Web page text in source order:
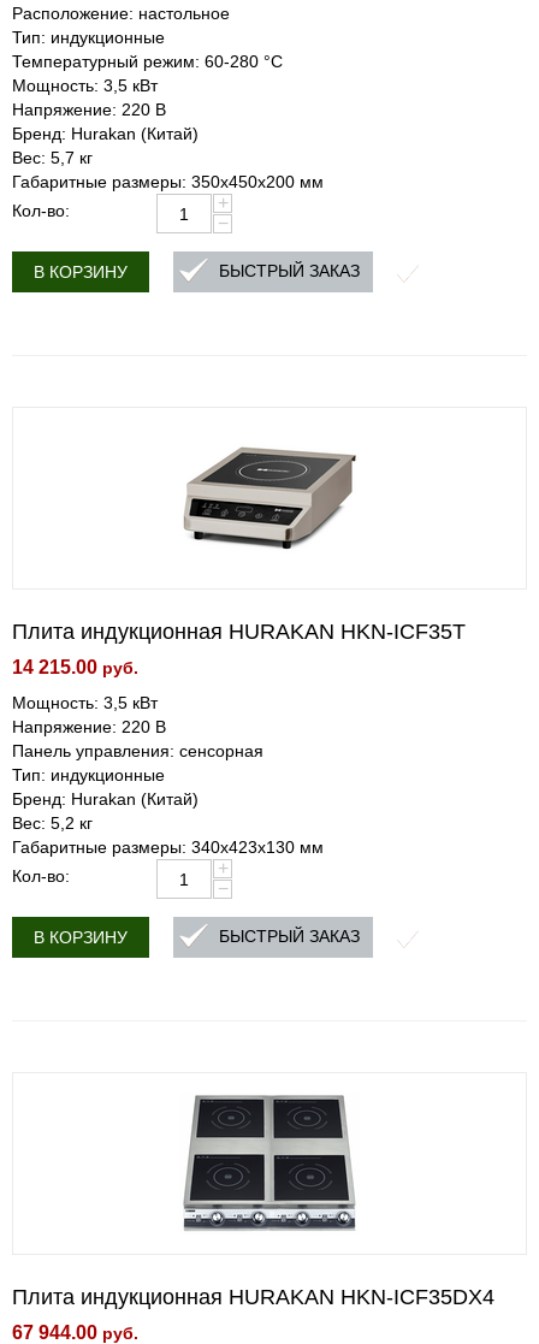
Расположение: настольное
Тип: индукционные
Температурный режим: 60-280 °С
Мощность: 3,5 кВт
Напряжение: 220 В
Бренд: Hurakan (Китай)
Вес: 5,7 кг
Габаритные размеры: 350x450x200 мм
Кол-во:
+
−
В КОРЗИНУ БЫСТРЫЙ ЗАКАЗ
Плита индукционная HURAKAN HKN-ICF35T
14 215.00 руб.
Мощность: 3,5 кВт
Напряжение: 220 В
Панель управления: сенсорная
Тип: индукционные
Бренд: Hurakan (Китай)
Вес: 5,2 кг
Габаритные размеры: 340x423x130 мм
Кол-во:
+
−
В КОРЗИНУ БЫСТРЫЙ ЗАКАЗ
Плита индукционная HURAKAN HKN-ICF35DX4
67 944.00 руб.